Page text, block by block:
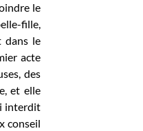
le
fille,
dans le
acte
des
et elle
interdit
conseil